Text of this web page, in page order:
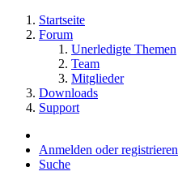
Startseite
Forum
Unerledigte Themen
Team
Mitglieder
Downloads
Support
Anmelden oder registrieren
Suche